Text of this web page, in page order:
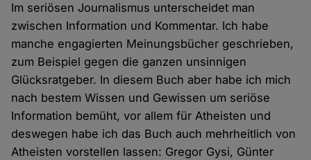
Im seriösen Journalismus unterscheidet man
zwischen Information und Kommentar. Ich habe
manche engagierten Meinungsbücher geschrieben,
zum Beispiel gegen die ganzen unsinnigen
Glücksratgeber. In diesem Buch aber habe ich mich
nach bestem Wissen und Gewissen um seriöse
Information bemüht, vor allem für Atheisten und
deswegen habe ich das Buch auch mehrheitlich von
Atheisten vorstellen lassen: Gregor Gysi, Günter